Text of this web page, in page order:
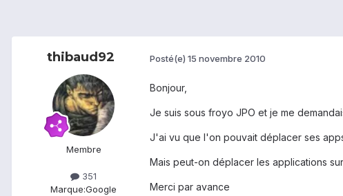
thibaud92
Membre
351
Marque:Google
Posté(e) 15 novembre 2010
Bonjour,
Je suis sous froyo JPO et je me
J'ai vu que l'on pouvait déplacer ses
Mais peut-on déplacer les applications
Merci par avance